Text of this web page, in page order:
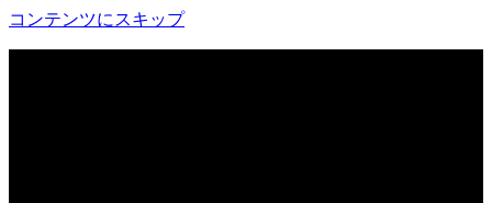
コンテンツにスキップ